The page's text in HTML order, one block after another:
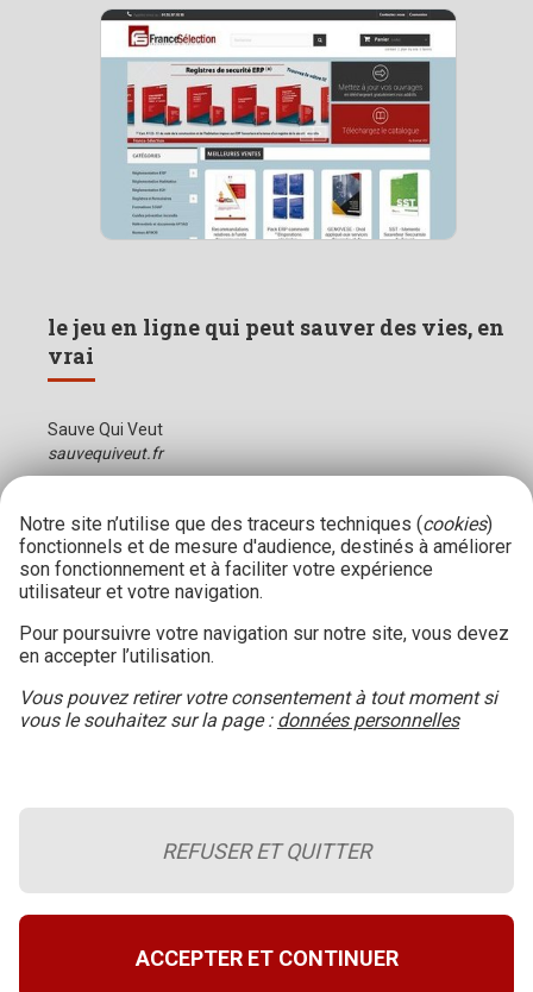
le jeu en ligne qui peut sauver des vies, en
vrai
Sauve Qui Veut
sauvequiveut.fr
Le blog de la sécurité incendie
A propos du site
Conditions générales d’utilisation
Notre site n’utilise que des traceurs techniques (cookies)
fonctionnels et de mesure d'audience, destinés à améliorer
son fonctionnement et à faciliter votre expérience
utilisateur et votre navigation.
Pour poursuivre votre navigation sur notre site, vous devez
en accepter l’utilisation.
Vous pouvez retirer votre consentement à tout moment si
vous le souhaitez sur la page : données personnelles
REFUSER ET QUITTER
ACCEPTER ET CONTINUER